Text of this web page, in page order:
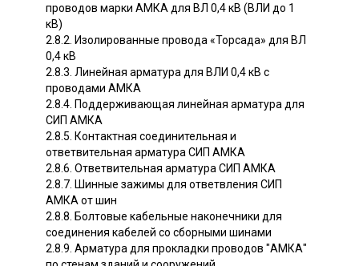
проводов марки АМКА для ВЛ 0,4 кВ (ВЛИ до 1
кВ)
2.8.2. Изолированные провода «Торсада» для ВЛ
0,4 кВ
2.8.3. Линейная арматура для ВЛИ 0,4 кВ с
проводами АМКА
2.8.4. Поддерживающая линейная арматура для
СИП АМКА
2.8.5. Контактная соединительная и
ответвительная арматура СИП АМКА
2.8.6. Ответвительная арматура СИП АМКА
2.8.7. Шинные зажимы для ответвления СИП
АМКА от шин
2.8.8. Болтовые кабельные наконечники для
соединения кабелей со сборными шинами
2.8.9. Арматура для прокладки проводов "АМКА"